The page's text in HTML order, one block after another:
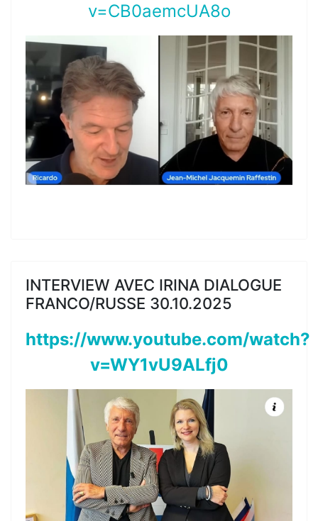
v=CB0aemcUA8o
INTERVIEW AVEC IRINA DIALOGUE
FRANCO/RUSSE 30.10.2025
https://www.youtube.com/watch?
v=WY1vU9ALfj0